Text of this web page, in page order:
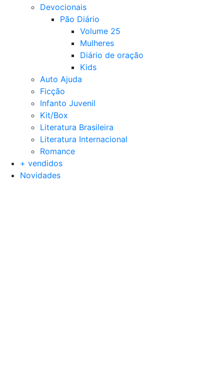
Devocionais
Pão Diário
Volume 25
Mulheres
Diário de oração
Kids
Auto Ajuda
Ficção
Infanto Juvenil
Kit/Box
Literatura Brasileira
Literatura Internacional
Romance
+ vendidos
Novidades